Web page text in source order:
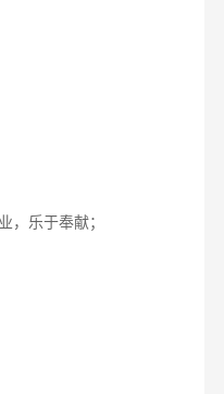
乐于奉献；